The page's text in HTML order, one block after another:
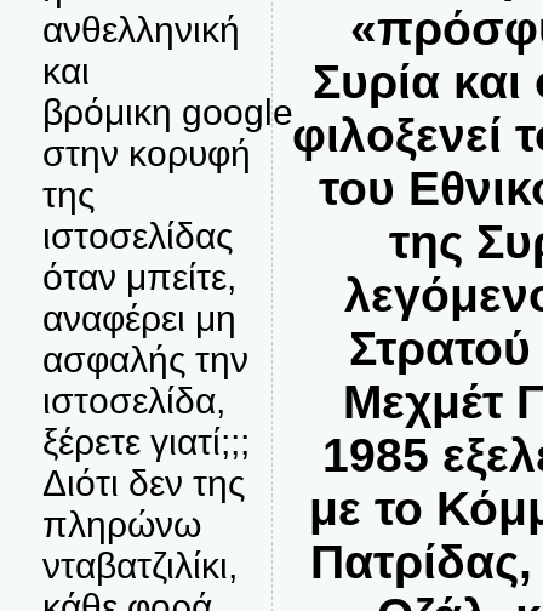
ανθελληνική
και
βρόμικη google
στην κορυφή
της
ιστοσελίδας
όταν μπείτε,
αναφέρει μη
ασφαλής την
ιστοσελίδα,
ξέρετε γιατί;;;
Διότι δεν της
πληρώνω
νταβατζιλίκι,
Συρία
φιλοξενεί
του
της
Μεχμέτ
1985
με το